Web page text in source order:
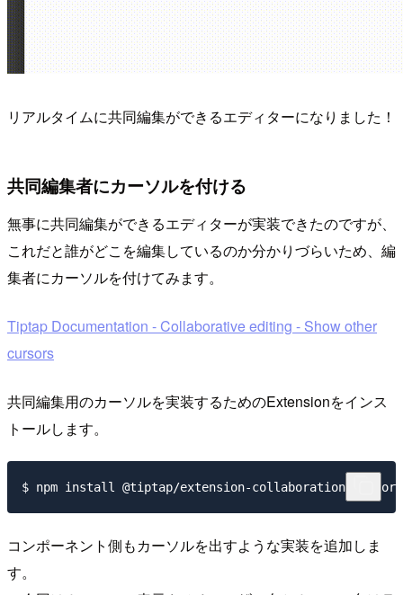
リアルタイムに共同編集ができるエディターになりました！
共同編集者にカーソルを付ける
無事に共同編集ができるエディターが実装できたのですが、
これだと誰がどこを編集しているのか分かりづらいため、編
集者にカーソルを付けてみます。
Tiptap Documentation - Collaborative editing - Show other
cursors
共同編集用のカーソルを実装するためのExtensionをインス
トールします。
コンポーネント側もカーソルを出すような実装を追加しま
す。